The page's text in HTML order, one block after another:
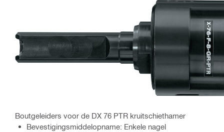
Boutgeleiders voor de DX 76 PTR kruitschiethamer
Bevestigingsmiddelopname: Enkele nagel